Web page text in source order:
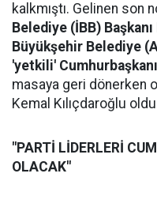
kalkmıştı. Gelinen son
Belediye (İBB)
Büyükşehir Belediye
'yetkili' Cumhurbaşkanı
masaya geri dönerken
Kemal Kılıçdaroğlu
"PARTİ LİDERLERİ
OLACAK"